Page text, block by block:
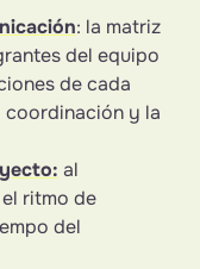
: la matriz
del equipo
de cada
coordinación y la
al
ritmo de
del